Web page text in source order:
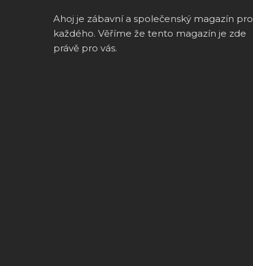
Ahoj je zábavní a společenský magazín pro
každého. Věříme že tento magazín je zde
právě pro vás.